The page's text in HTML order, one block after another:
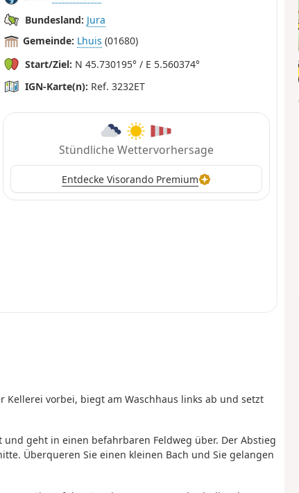
Bundesland: Jura
Gemeinde: Lhuis (01680)
Start/Ziel: N 45.730195° / E 5.560374°
IGN-Karte(n): Ref. 3232ET
Stündliche Wettervorhersage
Entdecke Visorando Premium
vorbei, biegt am Waschhaus links ab und setzt
geht in einen befahrbaren Feldweg über. Der Abstieg
Überqueren Sie einen kleinen Bach und Sie gelangen